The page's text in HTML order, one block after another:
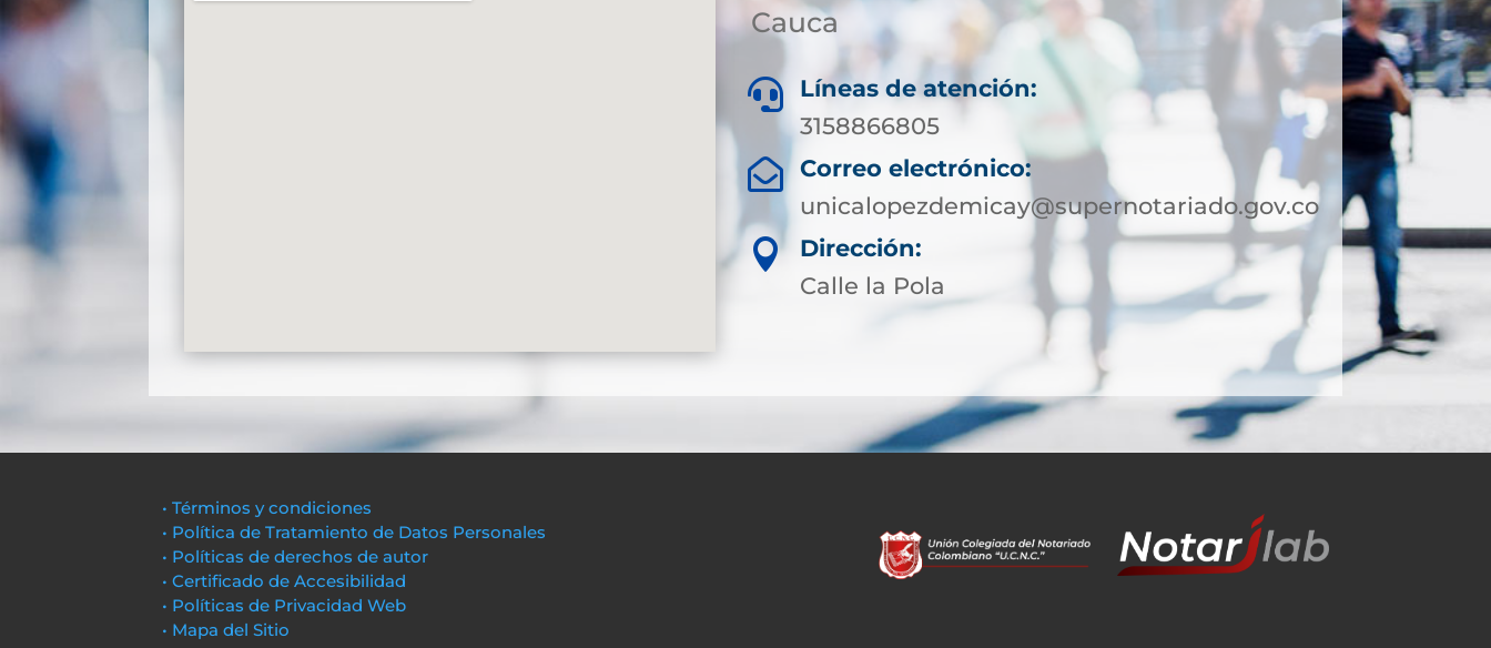
Cauca

Líneas de atención:
3158866805

Correo electrónico:
unicalopezdemicay@supernotariado.gov.co

Dirección:
Calle la Pola
• Términos y condiciones
• Política de Tratamiento de Datos Personales
• Políticas de derechos de autor
• Certificado de Accesibilidad
• Políticas de Privacidad Web
• Mapa del Sitio